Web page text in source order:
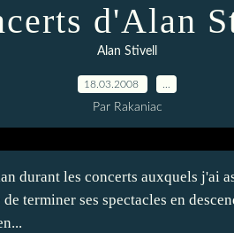
d'Alan
Alan Stivell
18.03.2008
Par Rakaniac
durant les concerts auxquels j'ai
terminer ses spectacles en